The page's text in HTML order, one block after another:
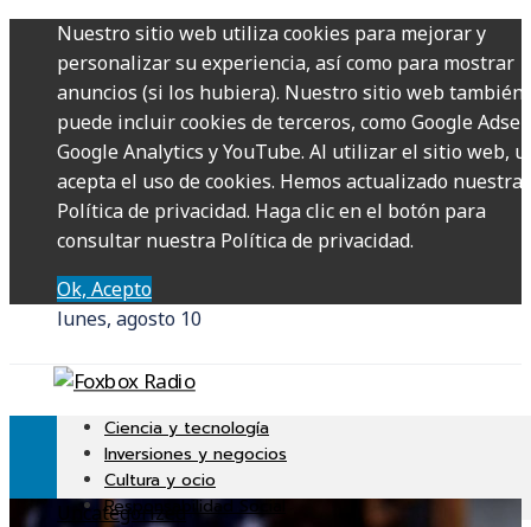
Nuestro sitio web utiliza cookies para mejorar y
personalizar su experiencia, así como para mostrar
anuncios (si los hubiera). Nuestro sitio web también
puede incluir cookies de terceros, como Google
Google Analytics y YouTube. Al utilizar el sitio web,
acepta el uso de cookies. Hemos actualizado nuestra
Política de privacidad. Haga clic en el botón para
consultar nuestra Política de privacidad.
Ok, Acepto
lunes, agosto 10
Ciencia y tecnología
Inversiones y negocios
Cultura y ocio
Responsabilidad Social
Uncategorized